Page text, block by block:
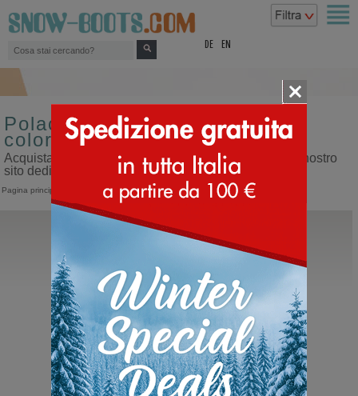
DE EN
Polacchi sportivi da donna
colore beige
Acquista polacchi sportivi da donna colore beige sul nostro
sito dedicato ai doposci
Pagina principale >Scarpe sportive> Polacco
Fracap
M120 Agnello W